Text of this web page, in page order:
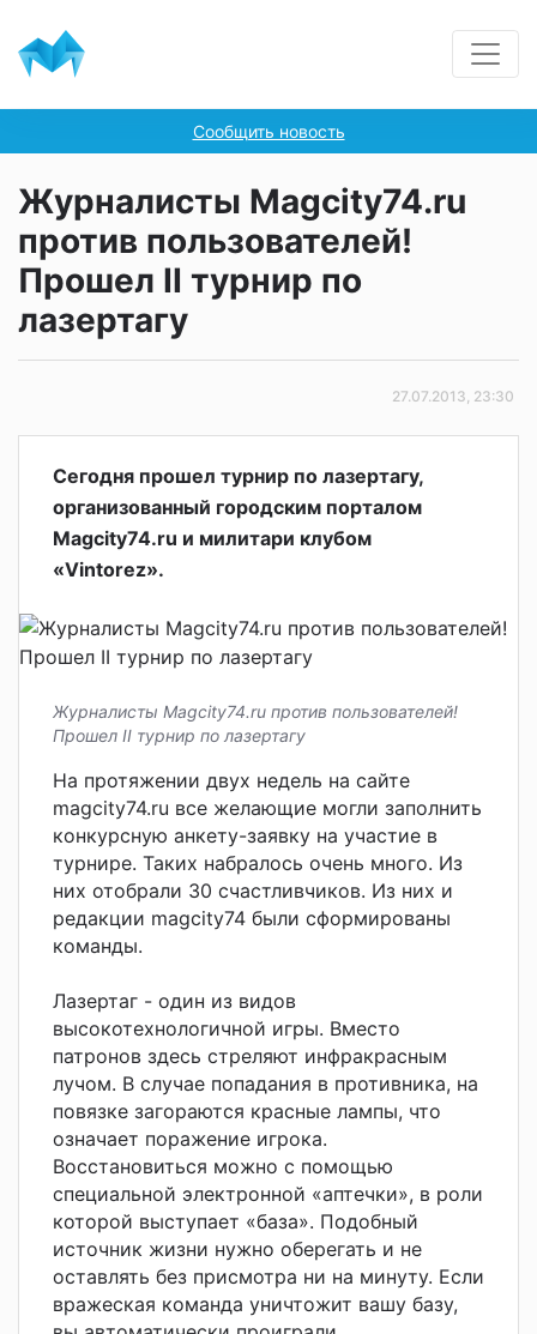
Сообщить новость
Журналисты Magcity74.ru
против пользователей!
Прошел II турнир по
лазертагу
27.07.2013, 23:30
Сегодня прошел турнир по лазертагу,
организованный городским порталом
Magcity74.ru и милитари клубом
«Vintorez».
Журналисты Magcity74.ru против пользователей!
Прошел II турнир по лазертагу
На протяжении двух недель на сайте
magcity74.ru все желающие могли заполнить
конкурсную анкету-заявку на участие в
турнире. Таких набралось очень много. Из
них отобрали 30 счастливчиков. Из них и
редакции magcity74 были сформированы
команды.
Лазертаг - один из видов
высокотехнологичной игры. Вместо
патронов здесь стреляют инфракрасным
лучом. В случае попадания в противника, на
повязке загораются красные лампы, что
означает поражение игрока.
Восстановиться можно с помощью
специальной электронной «аптечки», в роли
которой выступает «база». Подобный
источник жизни нужно оберегать и не
оставлять без присмотра ни на минуту. Если
вражеская команда уничтожит вашу базу,